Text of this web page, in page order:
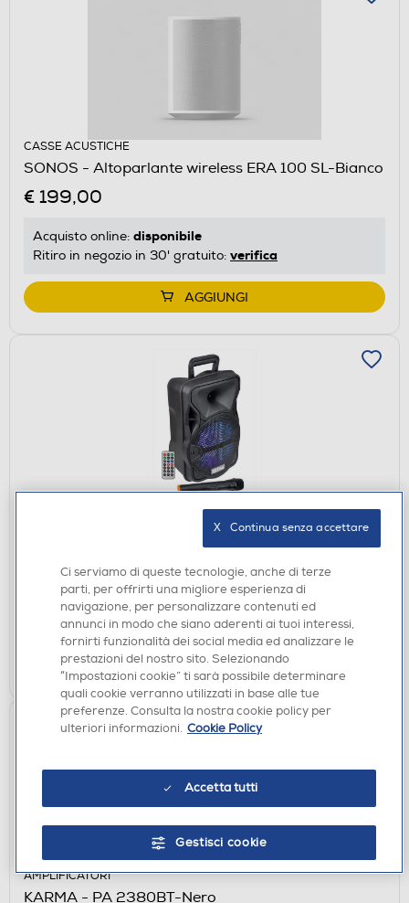
CASSE ACUSTICHE
SONOS - Altoparlante wireless ERA 100 SL-Bianco
€ 199,00
Acquisto online: disponibile
Ritiro in negozio in 30' gratuito: verifica
AGGIUNGI
Acquisto online: disponibile
Ritiro in negozio in 30' gratuito:verifica
AGGIUNGI
AMPLIFICATORI
KARMA - PA 2380BT-Nero
Ci serviamo di queste tecnologie, anche di terze
parti, per offrirti una migliore esperienza di
navigazione, per personalizzare contenuti ed
annunci in modo che siano aderenti ai tuoi interessi,
fornirti funzionalità dei social media ed analizzare le
prestazioni del nostro sito. Selezionando
“Impostazioni cookie” ti sarà possibile determinare
quali cookie verranno utilizzati in base alle tue
preferenze. Consulta la nostra cookie policy per
ulteriori informazioni. Cookie Policy
Accetta tutti
Gestisci cookie
X   Continua senza accettare